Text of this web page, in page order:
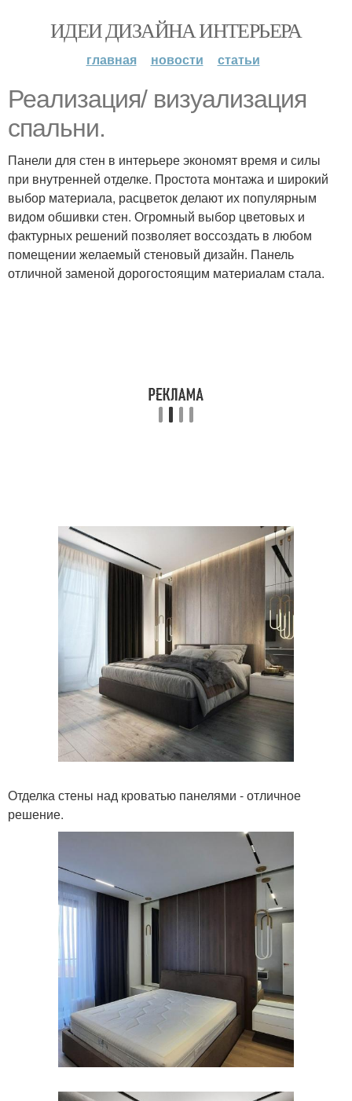
ИДЕИ ДИЗАЙНА ИНТЕРЬЕРА
главная новости статьи
Реализация/ визуализация
спальни.
Панели для стен в интерьере экономят время и силы
при внутренней отделке. Простота монтажа и широкий
выбор материала, расцветок делают их популярным
видом обшивки стен. Огромный выбор цветовых и
фактурных решений позволяет воссоздать в любом
помещении желаемый стеновый дизайн. Панель
отличной заменой дорогостоящим материалам стала.
Отделка стены над кроватью панелями - отличное
решение.